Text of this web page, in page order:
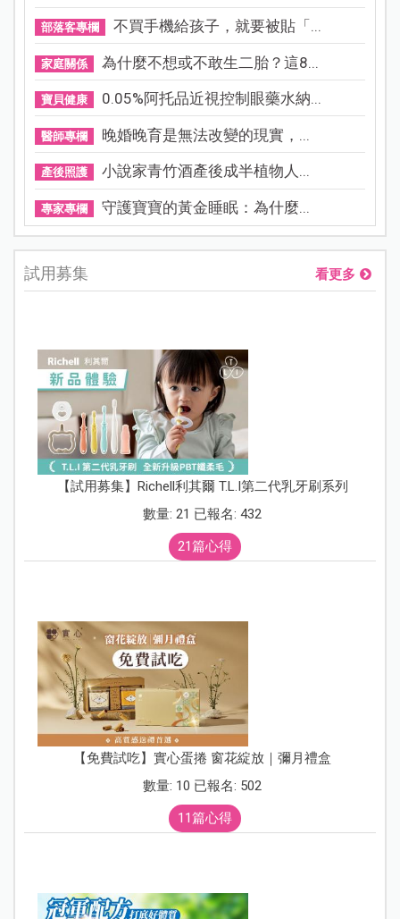
部落客專欄 不買手機給孩子，就要被貼「...
家庭關係 為什麼不想或不敢生二胎？這8...
寶貝健康 0.05%阿托品近視控制眼藥水納...
醫師專欄 晚婚晚育是無法改變的現實，...
產後照護 小說家青竹酒產後成半植物人...
專家專欄 守護寶寶的黃金睡眠：為什麼...
試用募集 看更多
【試用募集】Richell利其爾 T.L.I第二代乳牙刷系列
數量: 21 已報名: 432
21篇心得
【免費試吃】實心蛋捲 窗花綻放｜彌月禮盒
數量: 10 已報名: 502
11篇心得